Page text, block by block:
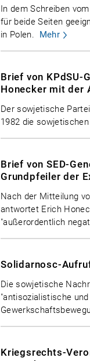
In dem Schreiben
für beide Seiten
in Polen. Mehr
Brief von KPdSU-
Honecker mit der
Der sowjetische
1982 die
Brief von SED-
Grundpfeiler der
Nach der Mitteilung
antwortet Erich
"außerordentlich
Solidarnosc-
Die sowjetische
"antisozialistische
Kriegsrechts-